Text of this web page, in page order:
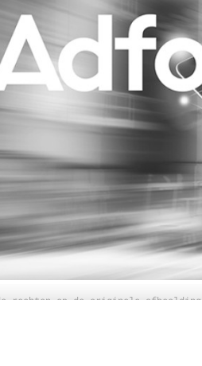
rechten op de originele afbeelding